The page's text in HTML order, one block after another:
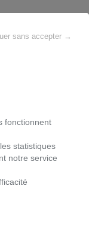
sans accepter →
fonctionnent
statistiques
notre service